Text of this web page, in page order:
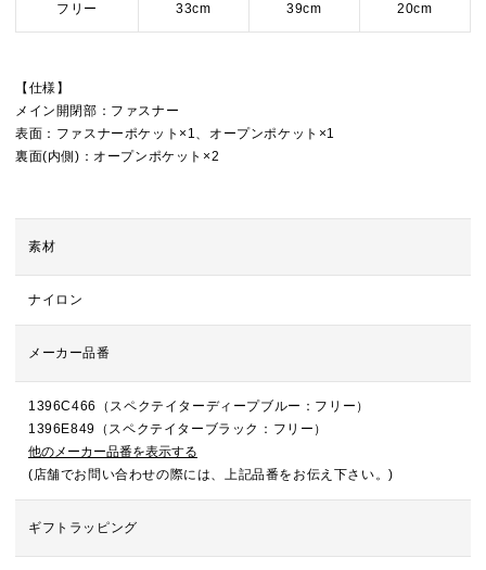
フリー 33cm 39cm 20cm
【仕様】
メイン開閉部：ファスナー
表面：ファスナーポケット×1、オープンポケット×1
裏面(内側)：オープンポケット×2
素材
ナイロン
メーカー品番
1396C466（スペクテイターディープブルー：フリー）
1396E849（スペクテイターブラック：フリー）
他のメーカー品番を表示する
(店舗でお問い合わせの際には、上記品番をお伝え下さい。)
ギフトラッピング